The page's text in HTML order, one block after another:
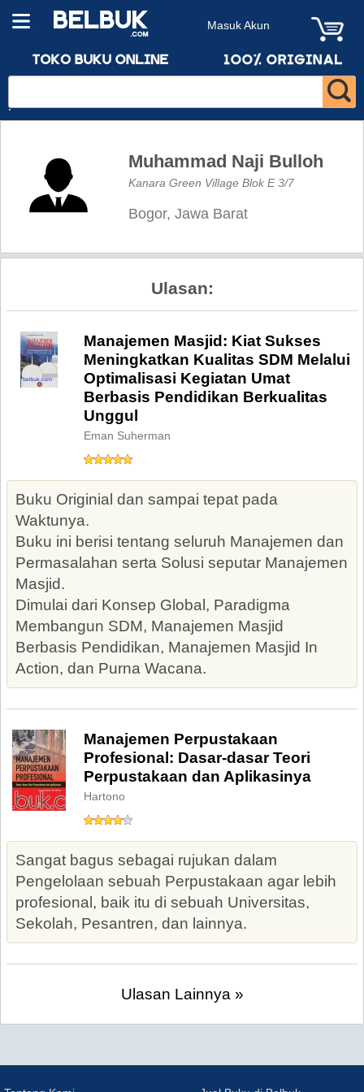
Masuk Akun
Muhammad Naji Bulloh
Kanara Green Village Blok E 3/7
Bogor, Jawa Barat
Ulasan:
Manajemen Masjid: Kiat Sukses
Meningkatkan Kualitas SDM Melalui
Optimalisasi Kegiatan Umat
Berbasis Pendidikan Berkualitas
Unggul
Eman Suherman
Buku Originial dan sampai tepat pada
Waktunya.
Buku ini berisi tentang seluruh Manajemen dan
Permasalahan serta Solusi seputar Manajemen
Masjid.
Dimulai dari Konsep Global, Paradigma
Membangun SDM, Manajemen Masjid
Berbasis Pendidikan, Manajemen Masjid In
Action, dan Purna Wacana.
Manajemen Perpustakaan
Profesional: Dasar-dasar Teori
Perpustakaan dan Aplikasinya
Hartono
Sangat bagus sebagai rujukan dalam
Pengelolaan sebuah Perpustakaan agar lebih
profesional, baik itu di sebuah Universitas,
Sekolah, Pesantren, dan lainnya.
Ulasan Lainnya »